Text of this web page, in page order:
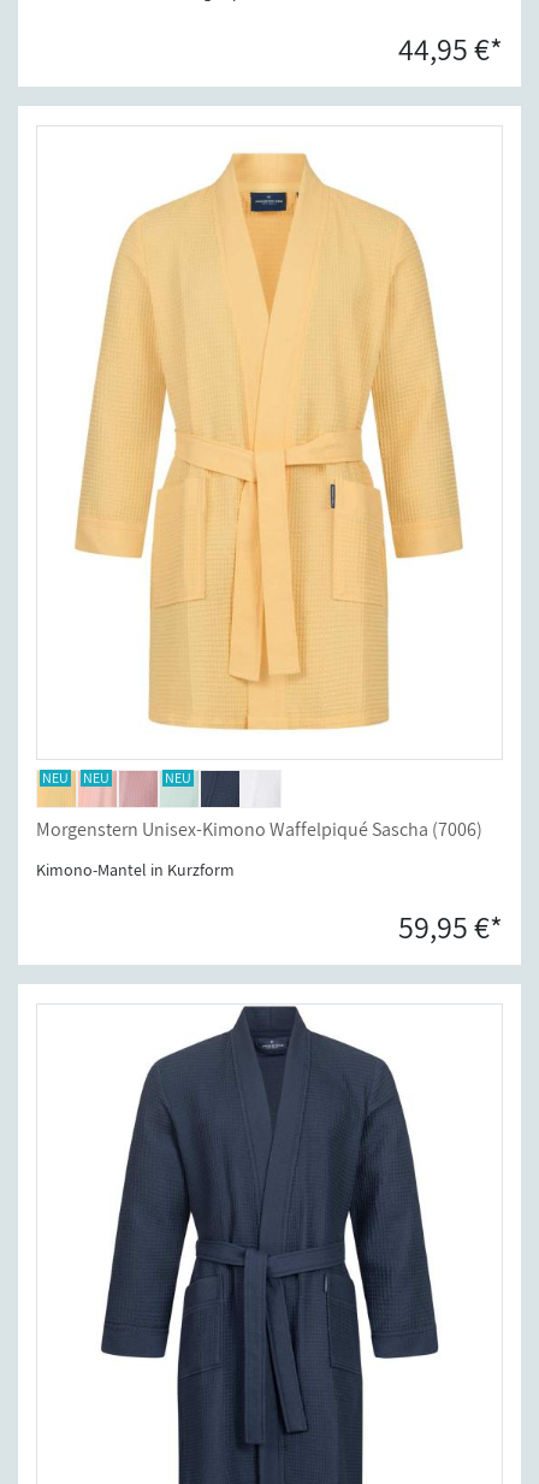
44,95 €*
Morgenstern Unisex-Kimono Waffelpiqué Sascha (7006)
Kimono-Mantel in Kurzform
59,95 €*